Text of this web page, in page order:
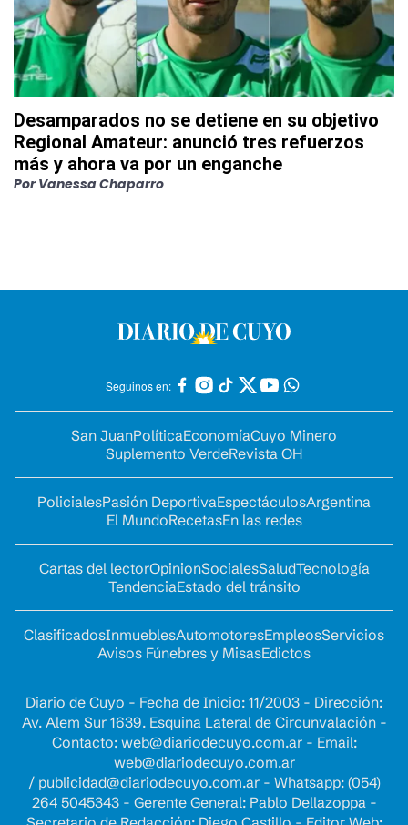
Desamparados no se detiene en su objetivo
Regional Amateur: anunció tres refuerzos
más y ahora va por un enganche
Por Vanessa Chaparro
Seguinos en:
San JuanPolíticaEconomíaCuyo Minero
Suplemento VerdeRevista OH
PolicialesPasión DeportivaEspectáculosArgentina
El MundoRecetasEn las redes
Cartas del lectorOpinionSocialesSaludTecnología
TendenciaEstado del tránsito
ClasificadosInmueblesAutomotoresEmpleosServicios
Avisos Fúnebres y MisasEdictos
Diario de Cuyo - Fecha de Inicio: 11/2003 - Dirección:
Av. Alem Sur 1639. Esquina Lateral de Circunvalación -
Contacto: web@diariodecuyo.com.ar- Email:
web@diariodecuyo.com.ar
/ publicidad@diariodecuyo.com.ar- Whatsapp: (054)
264 5045343 - Gerente General: Pablo Dellazoppa -